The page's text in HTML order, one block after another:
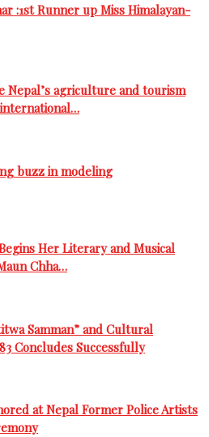
:1st Runner up Miss Himalayan-
Nepal’s agriculture and tourism
buzz in modeling
Her Literary and Musical
Chha…
Samman” and Cultural
Concludes Successfully
at Nepal Former Police Artists